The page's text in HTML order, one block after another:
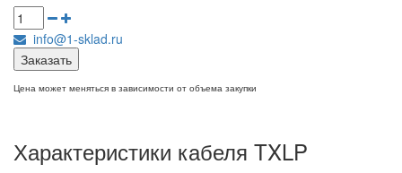
info@1-sklad.ru
Заказать
Цена может меняться в зависимости от объема закупки
Характеристики кабеля TXLP